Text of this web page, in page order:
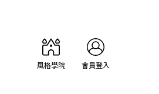
風格學院 會員登入